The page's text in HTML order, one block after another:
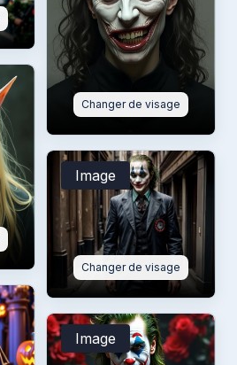
Changer de visage
Image
Changer de visage
Image